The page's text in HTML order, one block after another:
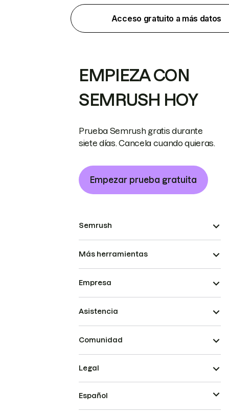
Acceso gratuito a más datos
EMPIEZA CON
SEMRUSH HOY
Prueba Semrush gratis durante
siete días. Cancela cuando quieras.
Empezar prueba gratuita
Semrush
Más herramientas
Empresa
Asistencia
Comunidad
Legal
Español